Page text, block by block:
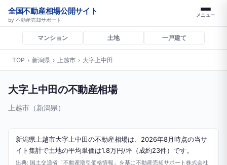
全国不動産相場公開サイト
by 不動産売却サポート
メニュー
マンション 土地 一戸建て
TOP › 新潟県 › 上越市 › 大字上中田
大字上中田の不動産相場
上越市（新潟県）
新潟県上越市大字上中田の不動産相場は、2026年8月時点の当サ
イト集計で土地の平均単価は1.8万円/坪（成約23件）です。
出典: 国土交通省「不動産取引価格情報」を基に不動産売却サポート株式会社